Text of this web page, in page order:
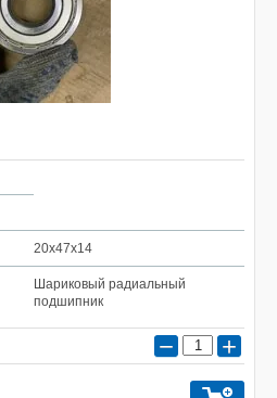
20x47x14
Шариковый радиальный
подшипник
− +